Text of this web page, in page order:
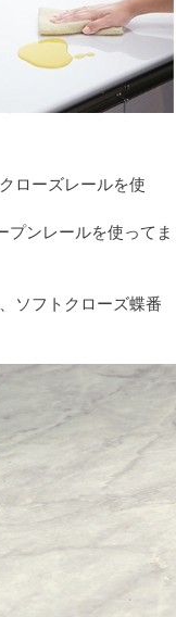
ローズレールを使
プンレールを使ってま
ソフトクローズ蝶番